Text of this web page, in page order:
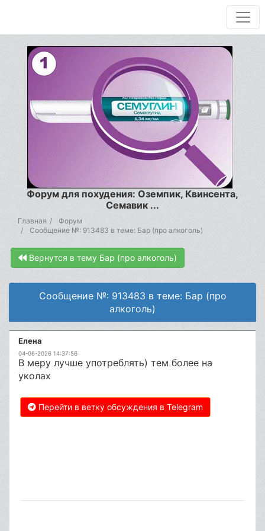
Форум для похудения: Оземпик, Квинсента,
Семавик ...
Главная
Форум
Сообщение №: 913483 в теме: Бар (про алкоголь)
Вернутся в тему Бар (про алкоголь)
Сообщение №: 913483 в теме: Бар (про
алкоголь)
Елена
04-06-2026 14:37:56
В меру лучше употреблять) тем более на
уколах
Перейти в ветку обсуждения в Telegram